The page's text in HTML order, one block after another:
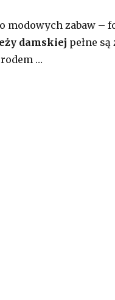
modowych zabaw –
damskiej pełne
…